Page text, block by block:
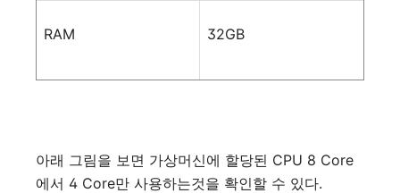
RAM 32GB
아래 그림을 보면 가상머신에 할당된 CPU 8 Core
에서 4 Core만 사용하는것을 확인할 수 있다.